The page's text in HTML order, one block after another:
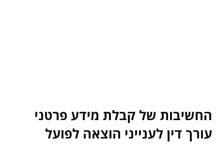
החשיבות של קבלת מידע פרטני
עורך דין לענייני הוצאה לפועל